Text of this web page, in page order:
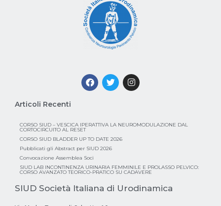
Articoli Recenti
CORSO SIUD – VESCICA IPERATTIVA LA NEUROMODULAZIONE DAL
CORTOCIRCUITO AL RESET
CORSO SIUD BLADDER UP TO DATE 2026
Pubblicati gli Abstract per SIUD 2026
Convocazione Assemblea Soci
SIUD LAB INCONTINENZA URINARIA FEMMINILE E PROLASSO PELVICO:
CORSO AVANZATO TEORICO-PRATICO SU CADAVERE
SIUD Società Italiana di Urodinamica